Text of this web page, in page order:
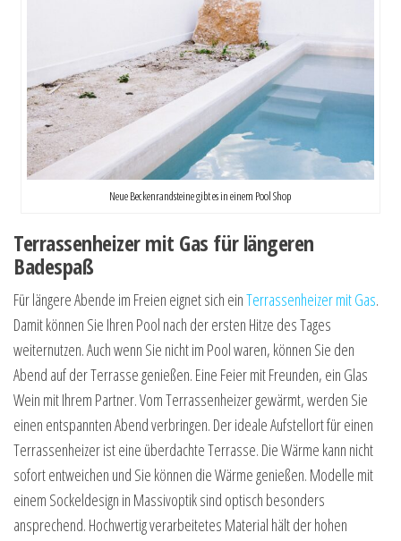
Neue Beckenrandsteine gibt es in einem Pool Shop
Terrassenheizer mit Gas für längeren
Badespaß
Für längere Abende im Freien eignet sich einTerrassenheizer mit Gas.
Damit können Sie Ihren Pool nach der ersten Hitze des Tages
weiternutzen. Auch wenn Sie nicht im Pool waren, können Sie den
Abend auf der Terrasse genießen. Eine Feier mit Freunden, ein Glas
Wein mit Ihrem Partner. Vom Terrassenheizer gewärmt, werden Sie
einen entspannten Abend verbringen. Der ideale Aufstellort für einen
Terrassenheizer ist eine überdachte Terrasse. Die Wärme kann nicht
sofort entweichen und Sie können die Wärme genießen. Modelle mit
einem Sockeldesign in Massivoptik sind optisch besonders
ansprechend. Hochwertig verarbeitetes Material hält der hohen